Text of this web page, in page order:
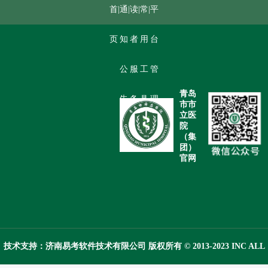
首
页
通
知
公
告
读
者
服
务
常
用
工
具
平
台
管
理
青岛
市市
立医
院
（集
团）
官网
技术支持：济南易考软件技术有限公司 版权所有 © 2013-2023 INC ALL